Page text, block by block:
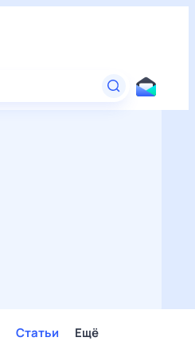
Статьи Ещё